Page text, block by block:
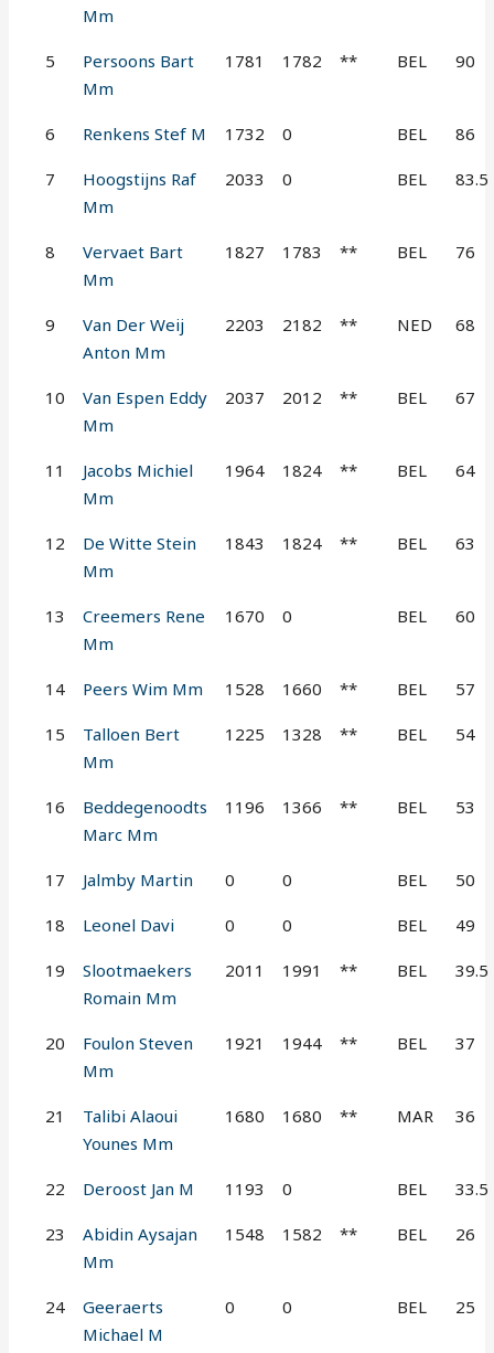
Mm
5
Persoons Bart
Mm
1781 1782 ** BEL 90
6 Renkens Stef M 1732 0 BEL 86
7
Hoogstijns Raf
Mm
2033 0 BEL 83.5
8
Vervaet Bart
Mm
1827 1783 ** BEL 76
9
Van Der Weij
Anton Mm
2203 2182 ** NED 68
10
Van Espen Eddy
Mm
2037 2012 ** BEL 67
11
Jacobs Michiel
Mm
1964 1824 ** BEL 64
12
De Witte Stein
Mm
1843 1824 ** BEL 63
13
Creemers Rene
Mm
1670 0 BEL 60
14 Peers Wim Mm 1528 1660 ** BEL 57
15
Talloen Bert
Mm
1225 1328 ** BEL 54
16
Beddegenoodts
Marc Mm
1196 1366 ** BEL 53
17 Jalmby Martin 0 0 BEL 50
18 Leonel Davi 0 0 BEL 49
19
Slootmaekers
Romain Mm
2011 1991 ** BEL 39.5
20
Foulon Steven
Mm
1921 1944 ** BEL 37
21
Talibi Alaoui
Younes Mm
1680 1680 ** MAR 36
22 Deroost Jan M 1193 0 BEL 33.5
23
Abidin Aysajan
Mm
1548 1582 ** BEL 26
24
Geeraerts
Michael M
0 0 BEL 25